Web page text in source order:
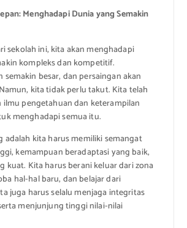
Menghadapi Dunia yang Semakin
sekolah ini, kita akan menghadapi
kompleks dan kompetitif.
semakin besar, dan persaingan akan
kita tidak perlu takut. Kita telah
ilmu pengetahuan dan keterampilan
menghadapi semua itu.
adalah kita harus memiliki semangat
kemampuan beradaptasi yang baik,
kuat. Kita harus berani keluar dari zona
hal-hal baru, dan belajar dari
juga harus selalu menjaga integritas
menjunjung tinggi nilai-nilai